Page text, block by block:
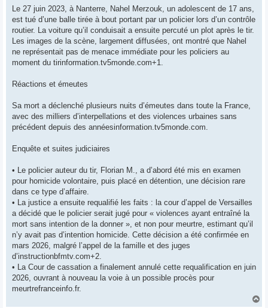
Le 27 juin 2023, à Nanterre, Nahel Merzouk, un adolescent de 17 ans,
est tué d’une balle tirée à bout portant par un policier lors d’un contrôle
routier. La voiture qu’il conduisait a ensuite percuté un plot après le tir.
Les images de la scène, largement diffusées, ont montré que Nahel
ne représentait pas de menace immédiate pour les policiers au
moment du tirinformation.tv5monde.com+1.
Réactions et émeutes
Sa mort a déclenché plusieurs nuits d’émeutes dans toute la France,
avec des milliers d’interpellations et des violences urbaines sans
précédent depuis des annéesinformation.tv5monde.com.
Enquête et suites judiciaires
• Le policier auteur du tir, Florian M., a d’abord été mis en examen
pour homicide volontaire, puis placé en détention, une décision rare
dans ce type d’affaire.
• La justice a ensuite requalifié les faits : la cour d’appel de Versailles
a décidé que le policier serait jugé pour « violences ayant entraîné la
mort sans intention de la donner », et non pour meurtre, estimant qu’il
n’y avait pas d’intention homicide. Cette décision a été confirmée en
mars 2026, malgré l’appel de la famille et des juges
d’instructionbfmtv.com+2.
• La Cour de cassation a finalement annulé cette requalification en juin
2026, ouvrant à nouveau la voie à un possible procès pour
meurtrefranceinfo.fr.